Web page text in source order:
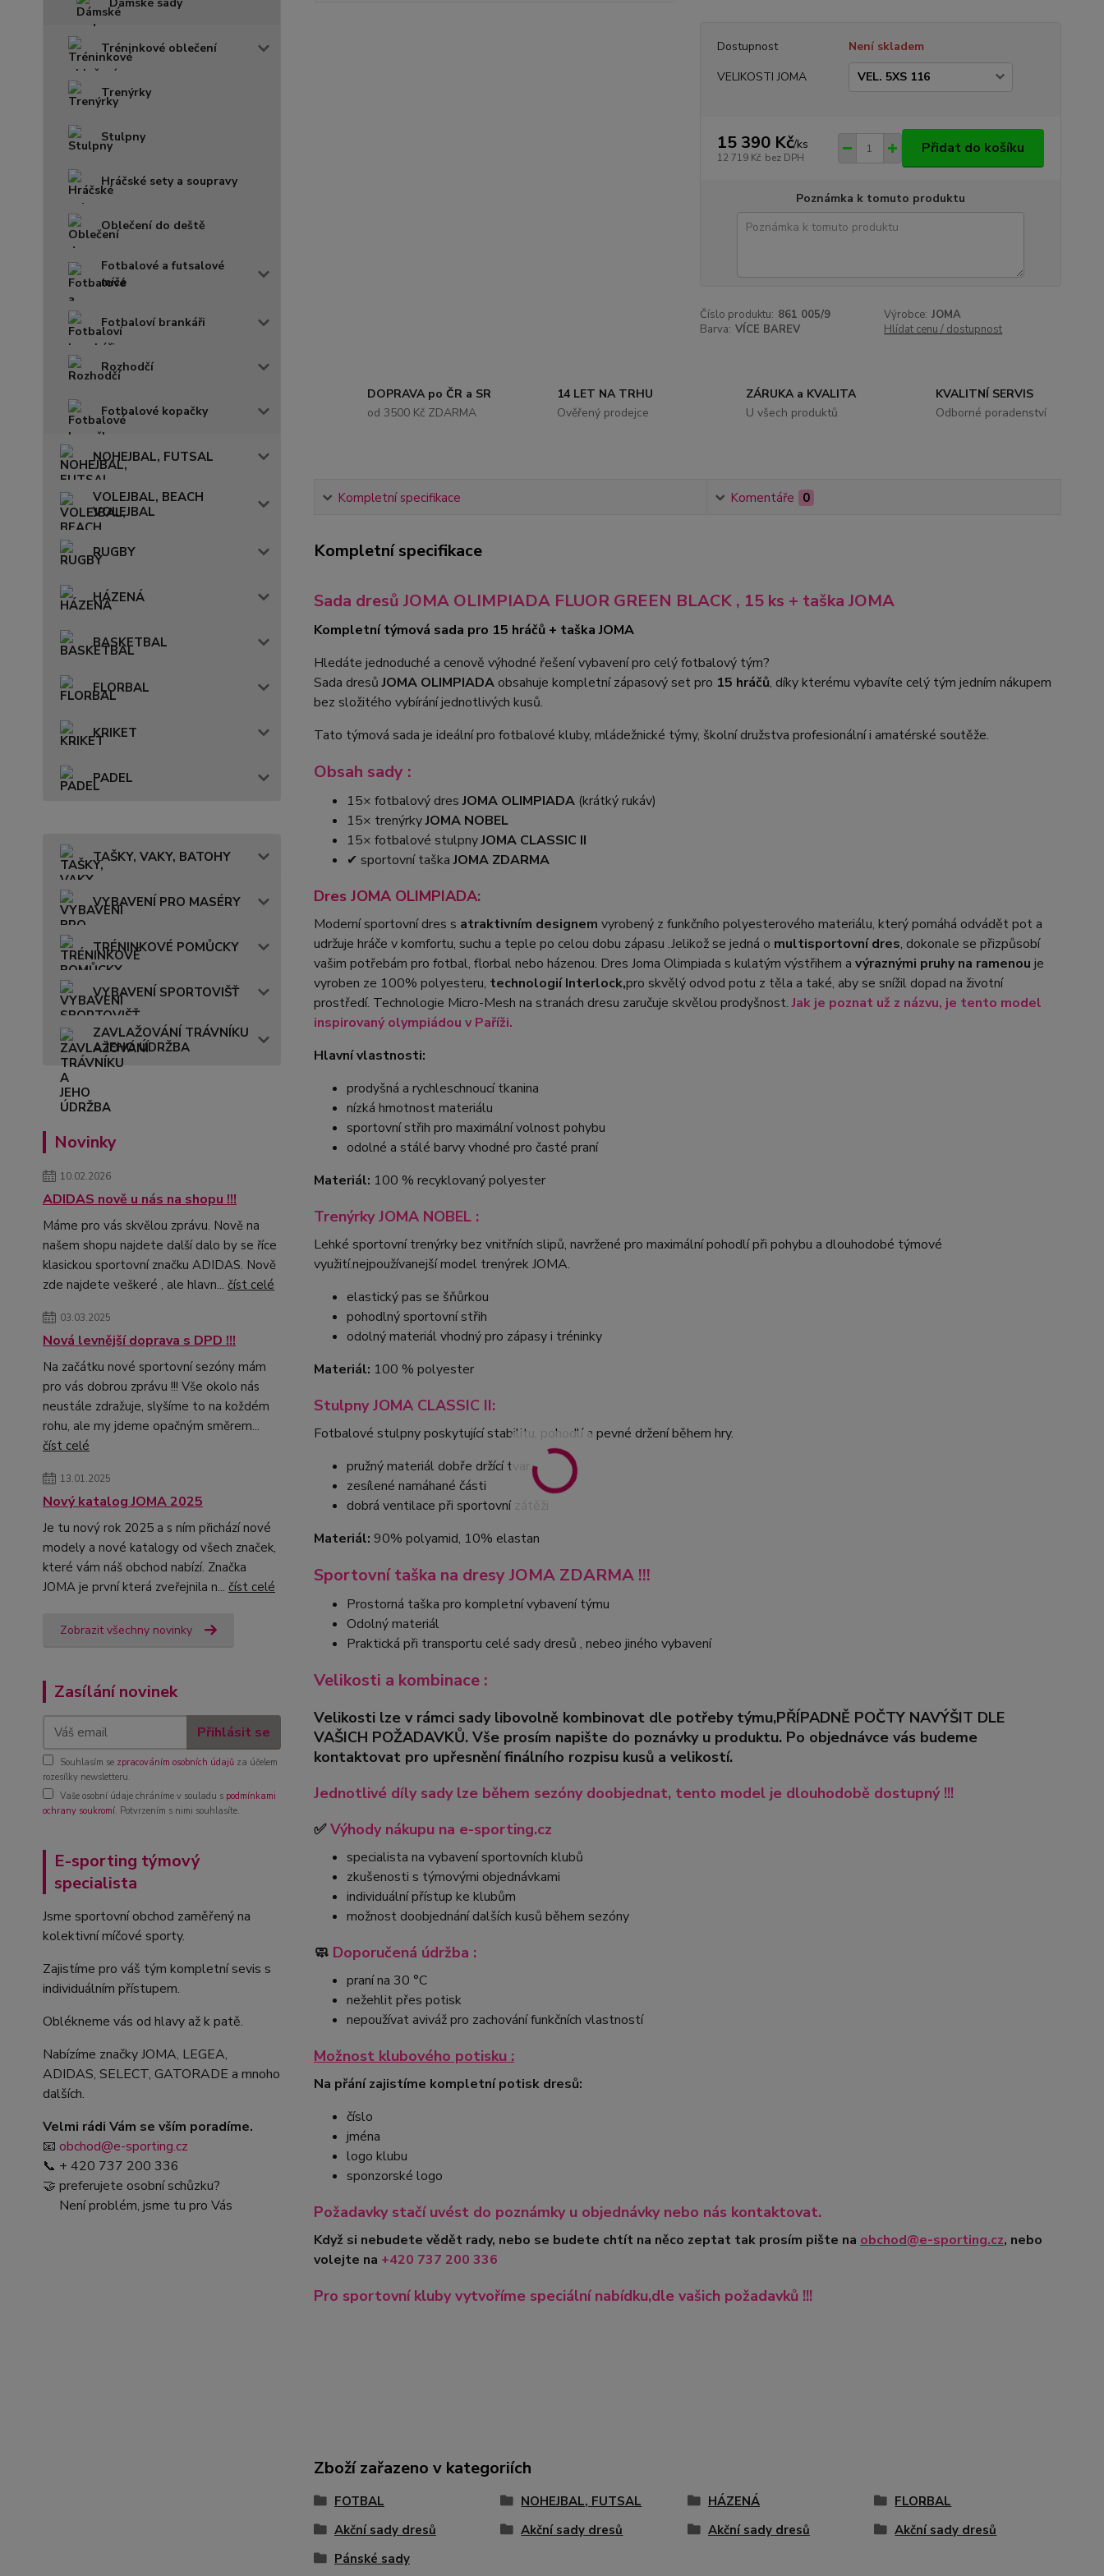
Tréninkové oblečení
Trenýrky
Stulpny
Hráčské sety a soupravy
Oblečení do deště
Fotbalové a futsalové
míče
Fotbaloví brankáři
Rozhodčí
Fotbalové kopačky
NOHEJBAL, FUTSAL
VOLEJBAL, BEACH
VOLEJBAL
RUGBY
HÁZENÁ
BASKETBAL
FLORBAL
KRIKET
PADEL
TAŠKY, VAKY, BATOHY
VYBAVENÍ PRO MASÉRY
TRÉNINKOVÉ POMŮCKY
VYBAVENÍ SPORTOVIŠŤ
ZAVLAŽOVÁNÍ TRÁVNÍKU
A JEHO ÚDRŽBA
Novinky
10.02.2026
ADIDAS nově u nás na shopu !!!
Máme pro vás skvělou zprávu. Nově na
našem shopu najdete další dalo by se říce
klasickou sportovní značku ADIDAS. Nově
zde najdete veškeré , ale hlavn... číst celé
03.03.2025
Nová levnější doprava s DPD !!!
Na začátku nové sportovní sezóny mám
pro vás dobrou zprávu !!! Vše okolo nás
neustále zdražuje, slyšíme to na koždém
rohu, ale my jdeme opačným směrem...
číst celé
13.01.2025
Nový katalog JOMA 2025
Je tu nový rok 2025 a s ním přichází nové
modely a nové katalogy od všech značek,
které vám náš obchod nabízí. Značka
JOMA je první která zveřejnila n... číst celé
Zobrazit všechny novinky
Zasílání novinek
Přihlásit se
Souhlasím se zpracováním osobních údajů za účelem
rozesílky newsletteru.
Vaše osobní údaje chráníme v souladu s podmínkami
ochrany soukromí. Potvrzením s nimi souhlasíte.
E-sporting týmový
specialista
Jsme sportovní obchod zaměřený na
kolektivní míčové sporty.
Zajistíme pro váš tým kompletní sevis s
individuálním přístupem.
Oblékneme vás od hlavy až k patě.
Nabízíme značky JOMA, LEGEA,
ADIDAS, SELECT, GATORADE a mnoho
dalších.
Velmi rádi Vám se vším poradíme.
📧 obchod@e-sporting.cz
📞 + 420 737 200 336
🤝 preferujete osobní schůzku?
Není problém, jsme tu pro Vás
Dostupnost
Není skladem
VELIKOSTI JOMA
15 390 Kč/ks
12 719 Kč bez DPH
Přidat do košíku
Poznámka k tomuto produktu
Číslo produktu: 861 005/9 Výrobce: JOMA
Barva: VÍCE BAREV Hlídat cenu / dostupnost
DOPRAVA po ČR a SR
od 3500 Kč ZDARMA
14 LET NA TRHU
Ověřený prodejce
ZÁRUKA a KVALITA
U všech produktů
KVALITNÍ SERVIS
Odborné poradenství
Kompletní specifikace Komentáře 0
Kompletní specifikace
Sada dresů JOMA OLIMPIADA FLUOR GREEN BLACK , 15 ks + taška JOMA
Kompletní týmová sada pro 15 hráčů + taška JOMA
Hledáte jednoduché a cenově výhodné řešení vybavení pro celý fotbalový tým?
Sada dresůJOMA OLIMPIADA obsahuje kompletní zápasový set pro 15 hráčů, díky kterému vybavíte celý tým jedním nákupem
bez složitého vybírání jednotlivých kusů.
Tato týmová sada je ideální pro fotbalové kluby, mládežnické týmy, školní družstva profesionální i amatérské soutěže.
Obsah sady :
15× fotbalový dresJOMA OLIMPIADA (krátký rukáv)
15× trenýrkyJOMA NOBEL
15× fotbalové stulpnyJOMA CLASSIC II
✔ sportovní taškaJOMA ZDARMA
Dres JOMA OLIMPIADA:
Moderní sportovní dres s atraktivním designem vyrobený z funkčního polyesterového materiálu, který pomáhá odvádět pot a
udržuje hráče v komfortu, suchu a teple po celou dobu zápasu .Jelikož se jedná o multisportovní dres, dokonale se přizpůsobí
vašim potřebám pro fotbal, florbal nebo házenou. Dres Joma Olimpiada s kulatým výstřihem a výraznými pruhy na ramenou je
vyroben ze 100% polyesteru, technologií Interlock,pro skvělý odvod potu z těla a také, aby se snížil dopad na životní
prostředí. Technologie Micro-Mesh na stranách dresu zaručuje skvělou prodyšnost.Jak je poznat už z názvu, je tento model
inspirovaný olympiádou v Paříži.
Hlavní vlastnosti:
prodyšná a rychleschnoucí tkanina
nízká hmotnost materiálu
sportovní střih pro maximální volnost pohybu
odolné a stálé barvy vhodné pro časté praní
Materiál: 100 % recyklovaný polyester
Trenýrky JOMA NOBEL :
Lehké sportovní trenýrky bez vnitřních slipů, navržené pro maximální pohodlí při pohybu a dlouhodobé týmové
využití.nejpoužívanejší model trenýrek JOMA.
elastický pas se šňůrkou
pohodlný sportovní střih
odolný materiál vhodný pro zápasy i tréninky
Materiál: 100 % polyester
Stulpny JOMA CLASSIC II:
Fotbalové stulpny poskytující stabilitu, pohodlí a pevné držení během hry.
pružný materiál dobře držící tvar
zesílené namáhané části
dobrá ventilace při sportovní zátěži
Materiál: 90% polyamid, 10% elastan
Sportovní taška na dresy JOMA ZDARMA !!!
Prostorná taška pro kompletní vybavení týmu
Odolný materiál
Praktická při transportu celé sady dresů , nebeo jiného vybavení
Velikosti a kombinace :
Velikosti lze v rámci sady libovolně kombinovat dle potřeby týmu,PŘÍPADNĚ POČTY NAVÝŠIT DLE
VAŠICH POŽADAVKŮ. Vše prosím napište do poznávky u produktu. Po objednávce vás budeme
kontaktovat pro upřesnění finálního rozpisu kusů a velikostí.
Jednotlivé díly sady lze během sezóny doobjednat, tento model je dlouhodobě dostupný !!!
✅Výhody nákupu na e-sporting.cz
specialista na vybavení sportovních klubů
zkušenosti s týmovými objednávkami
individuální přístup ke klubům
možnost doobjednání dalších kusů během sezóny
🧼 Doporučená údržba :
praní na 30 °C
nežehlit přes potisk
nepoužívat aviváž pro zachování funkčních vlastností
Možnost klubového potisku :
Na přání zajistíme kompletní potisk dresů:
číslo
jména
logo klubu
sponzorské logo
Požadavky stačí uvést do poznámky u objednávky nebo nás kontaktovat.
Když si nebudete vědět rady, nebo se budete chtít na něco zeptat tak prosím pište na obchod@e-sporting.cz, nebo
volejte na +420 737 200 336
Pro sportovní kluby vytvoříme speciální nabídku,dle vašich požadavků !!!
Zboží zařazeno v kategoriích
FOTBAL NOHEJBAL, FUTSAL HÁZENÁ
FLORBAL
Akční sady dresů
Akční sady dresů Akční sady dresů
Akční sady dresů
Pánské sady